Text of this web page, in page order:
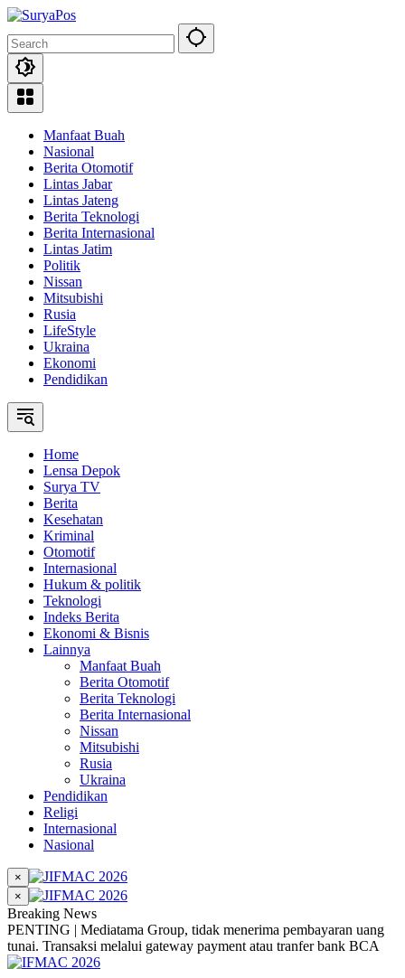
Skip
content
Manfaat Buah
Nasional
Berita Otomotif
Lintas Jabar
Lintas Jateng
Berita Teknologi
Berita Internasional
Lintas Jatim
Politik
Nissan
Mitsubishi
Rusia
LifeStyle
Ukraina
Ekonomi
Pendidikan
Home
Lensa Depok
Surya TV
Berita
Kesehatan
Kriminal
Otomotif
Internasional
Hukum & politik
Teknologi
Indeks Berita
Ekonomi & Bisnis
Lainnya
Manfaat Buah
Berita Otomotif
Berita Teknologi
Berita Internasional
Nissan
Mitsubishi
Rusia
Ukraina
Pendidikan
Religi
Internasional
Nasional
×
×
Breaking News
PENTING | Mediatama Group, tidak menerima pembayaran uang
tunai. Transaksi melalui gateway payment atau tranfer bank BCA